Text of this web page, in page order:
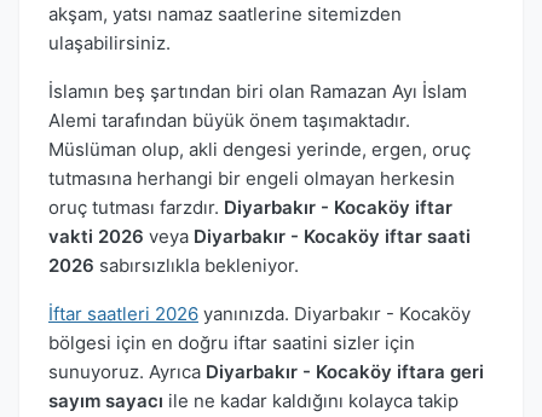
akşam, yatsı namaz saatlerine sitemizden
ulaşabilirsiniz.
İslamın beş şartından biri olan Ramazan Ayı İslam
Alemi tarafından büyük önem taşımaktadır.
Müslüman olup, akli dengesi yerinde, ergen, oruç
tutmasına herhangi bir engeli olmayan herkesin
oruç tutması farzdır. Diyarbakır - Kocaköy iftar
vakti 2026 veya Diyarbakır - Kocaköy iftar saati
2026 sabırsızlıkla bekleniyor.
İftar saatleri 2026 yanınızda. Diyarbakır - Kocaköy
bölgesi için en doğru iftar saatini sizler için
sunuyoruz. Ayrıca Diyarbakır - Kocaköy iftara geri
sayım sayacı ile ne kadar kaldığını kolayca takip